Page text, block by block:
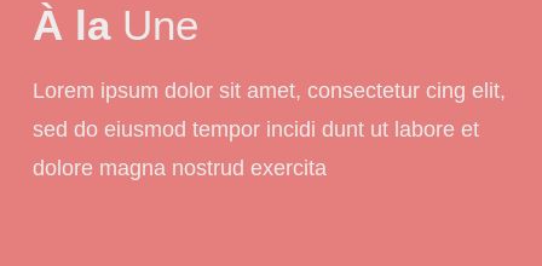
À laUne
Lorem ipsum dolor sit amet, consectetur cing elit,
sed do eiusmod tempor incidi dunt ut labore et
dolore magna nostrud exercita